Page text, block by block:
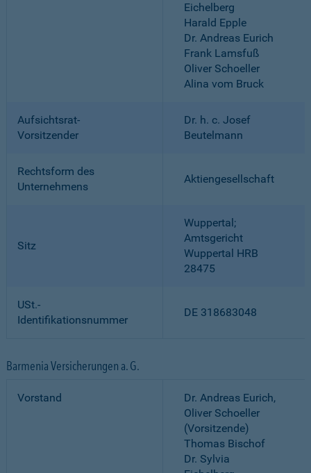
Eichelberg
Harald Epple
Dr. Andreas Eurich
Frank Lamsfuß
Oliver Schoeller
Alina vom Bruck
Aufsichtsrat-
Vorsitzender
Dr. h. c. Josef
Beutelmann
Rechtsform des
Unternehmens
Aktiengesellschaft
Sitz
Wuppertal;
Amtsgericht
Wuppertal HRB
28475
USt.-
Identifikationsnummer
DE 318683048
Barmenia Versicherungen a. G.
Vorstand
Dr. Andreas Eurich,
Oliver Schoeller
(Vorsitzende)
Thomas Bischof
Dr. Sylvia